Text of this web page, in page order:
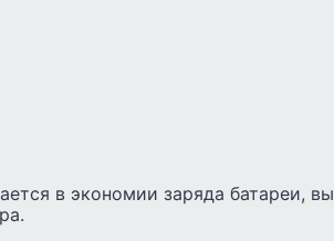
в экономии заряда батареи, вы